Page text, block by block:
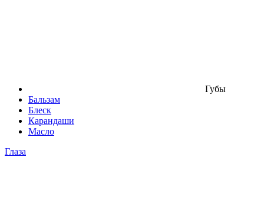
Губы
Бальзам
Блеск
Карандаши
Масло
Глаза